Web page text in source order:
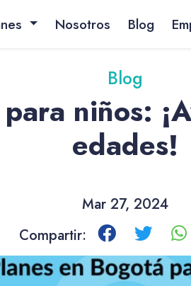
Nosotros Blog
Blog
niños:
edades!
Mar 27, 2024
Compartir: